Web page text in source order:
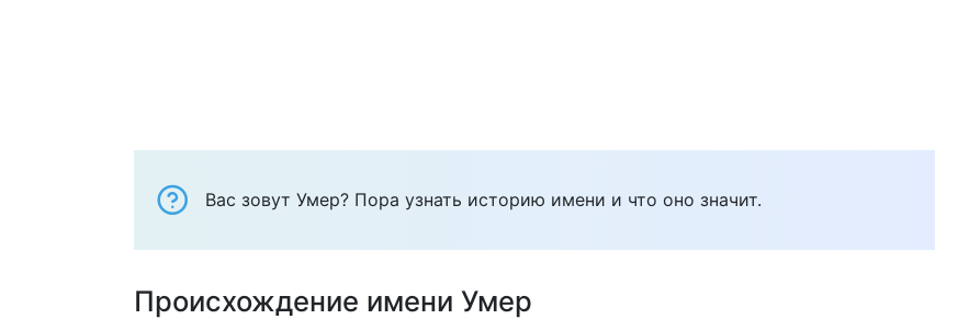
Вас зовут Умер? Пора узнать историю имени и что оно значит.
Происхождение имени Умер